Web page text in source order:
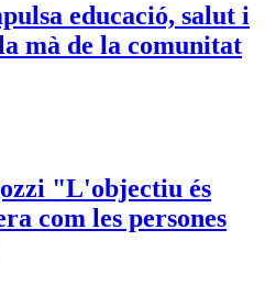
educació, salut i
mà de la comunitat
"L'objectiu és
com les persones